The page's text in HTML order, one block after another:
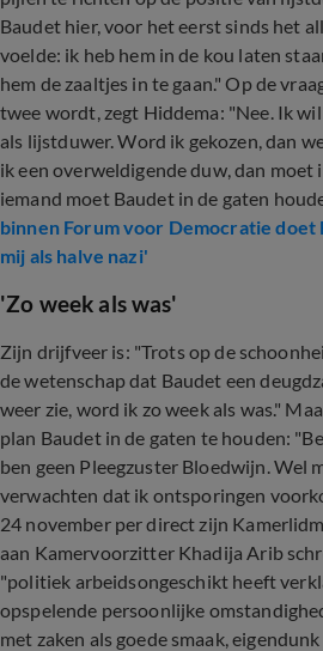
Baudet hier, voor het eerst sinds het
voelde: ik heb hem in de kou laten
hem de zaaltjes in te gaan." Op de
twee wordt, zegt Hiddema: "Nee. Ik
als lijstduwer. Word ik gekozen, dan
ik een overweldigende duw, dan moet
iemand moet Baudet in de gaten
binnen Forum voor Democratie doet
mij als halve nazi'
'Zo week als was'
Zijn drijfveer is: "Trots op de
de wetenschap dat Baudet een
weer zie, word ik zo week als was."
plan Baudet in de gaten te houden:
ben geen Pleegzuster Bloedwijn. Wel
verwachten dat ik ontsporingen
24 november per direct zijn
aan Kamervoorzitter Khadija Arib
"politiek arbeidsongeschikt heeft
opspelende persoonlijke
met zaken als goede smaak,